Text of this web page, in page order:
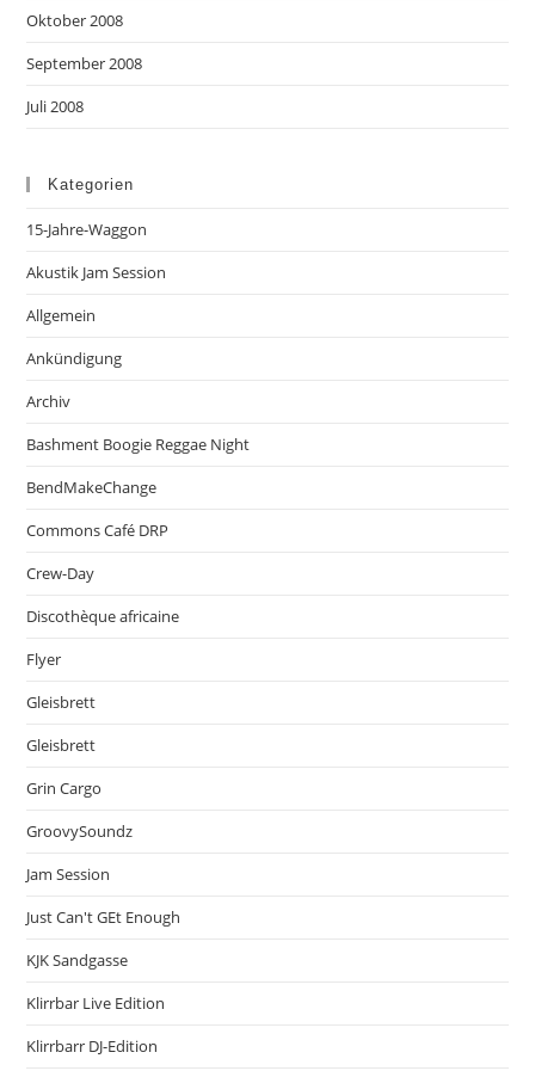
Oktober 2008
September 2008
Juli 2008
Kategorien
15-Jahre-Waggon
Akustik Jam Session
Allgemein
Ankündigung
Archiv
Bashment Boogie Reggae Night
BendMakeChange
Commons Café DRP
Crew-Day
Discothèque africaine
Flyer
Gleisbrett
Gleisbrett
Grin Cargo
GroovySoundz
Jam Session
Just Can't GEt Enough
KJK Sandgasse
Klirrbar Live Edition
Klirrbarr DJ-Edition